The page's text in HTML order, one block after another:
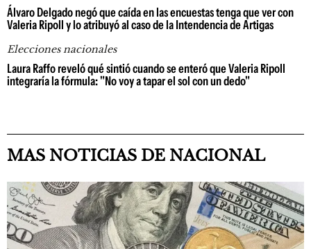
Álvaro Delgado negó que caída en las encuestas tenga que ver con
Valeria Ripoll y lo atribuyó al caso de la Intendencia de Artigas
Elecciones nacionales
Laura Raffo reveló qué sintió cuando se enteró que Valeria Ripoll
integraría la fórmula: "No voy a tapar el sol con un dedo"
MAS NOTICIAS DE NACIONAL